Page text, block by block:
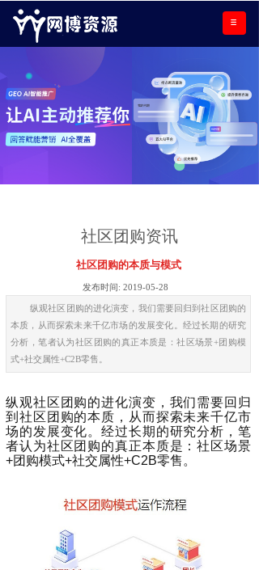
社区团购资讯
社区团购的本质与模式
发布时间: 2019-05-28
纵观社区团购的进化演变，我们需要回归到社区团购的
本质，从而探索未来千亿市场的发展变化。经过长期的研究
分析，笔者认为社区团购的真正本质是：社区场景+团购模
式+社交属性+C2B零售。
纵观社区团购的进化演变，我们需要回归
到社区团购的本质，从而探索未来千亿市
场的发展变化。经过长期的研究分析，笔
者认为社区团购的真正本质是：社区场景
+团购模式+社交属性+C2B零售。